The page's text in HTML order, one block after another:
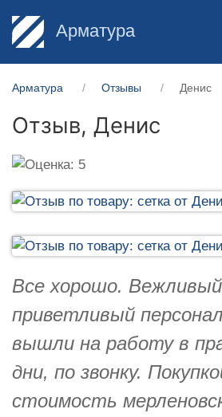
Арматура
Арматура Отзывы Денис
Отзыв, Денис
Все хорошо.
приветливый
вышли на работу в
дни, по звонку.
стоимость